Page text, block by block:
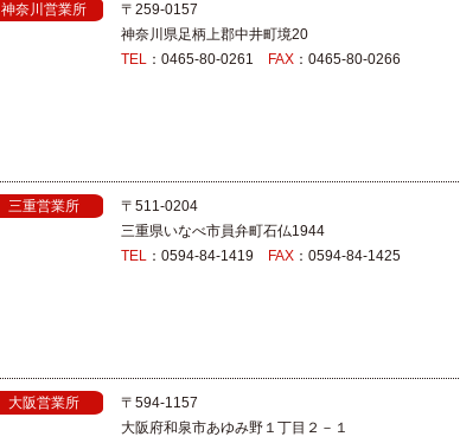
神奈川営業所
〒259‐0157
神奈川県足柄上郡中井町境20
TEL ：0465-80-0261 FAX ：0465-80-0266
三重営業所
〒511‐0204
三重県いなべ市員弁町石仏1944
TEL ：0594-84-1419 FAX ：0594-84-1425
大阪営業所
〒594-1157
大阪府和泉市あゆみ野１丁目２－１